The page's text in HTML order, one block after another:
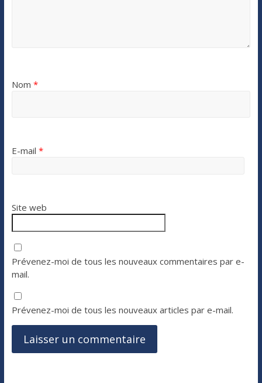
Nom *
E-mail *
Site web
Prévenez-moi de tous les nouveaux commentaires par e-
mail.
Prévenez-moi de tous les nouveaux articles par e-mail.